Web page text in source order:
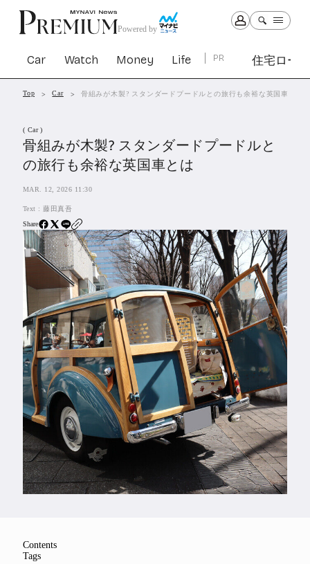
Powered by
Car Watch Money Life PR 住宅ロー
Car Watch Money Life
住宅ローン
SBIネオトレード証券
All Articles
特集&連載記事
Feature
Series
Top Car 骨組みが木製? スタンダードプードルとの旅行も余裕な英国車とは
( Car )
骨組みが木製? スタンダードプードルと
の旅行も余裕な英国車とは
MAR. 12, 2026 11:30
Text : 藤田真吾
Share
Contents
Tags